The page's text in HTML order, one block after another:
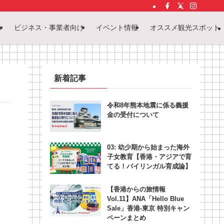
ビジネス・事業者向け イベント情報 オススメ観光スポット
新着記事
令和8年熊本地震に係る義援
金の受付について
03: 幼少期から始まった海外
子女教育【香港・アジアで育
てる！バイリンガル育成論】
【香港からの旅情報
Vol.11】ANA「Hello Blue
Sale」香港‐東京 特別キャン
ペーンまとめ